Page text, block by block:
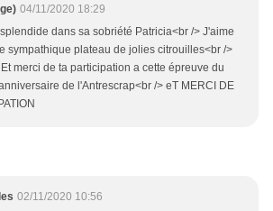
04/11/2020 18:29
dans sa sobriété Patricia<br /> J'aime
sympathique plateau de jolies citrouilles<br />
merci de ta participation a cette épreuve du
de l'Antrescrap<br /> eT MERCI DE
02/11/2020 10:56